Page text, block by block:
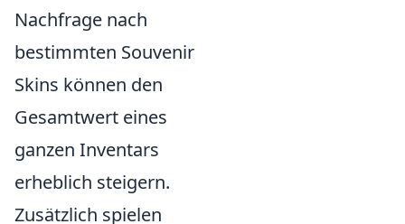
Nachfrage nach
bestimmten Souvenir
Skins können den
Gesamtwert eines
ganzen Inventars
erheblich steigern.
Zusätzlich spielen